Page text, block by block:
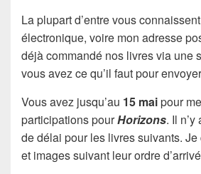
La plupart d’entre vous
électronique, voire mon adresse
déjà commandé nos livres via une
vous avez ce qu’il faut pour
Vous avez jusqu’au 15 maipour
participations pourHorizons. Il
de délai pour les livres suivants.
et images suivant leur ordre